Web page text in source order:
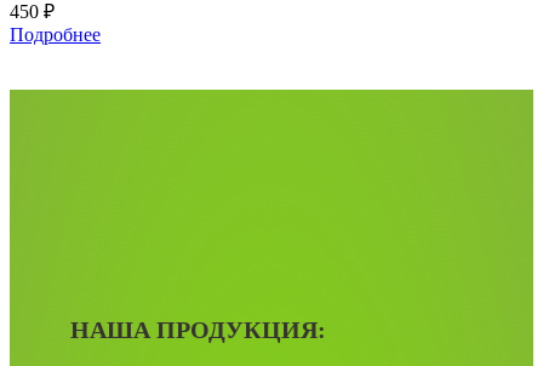
450 ₽
Подробнее
НАША ПРОДУКЦИЯ: